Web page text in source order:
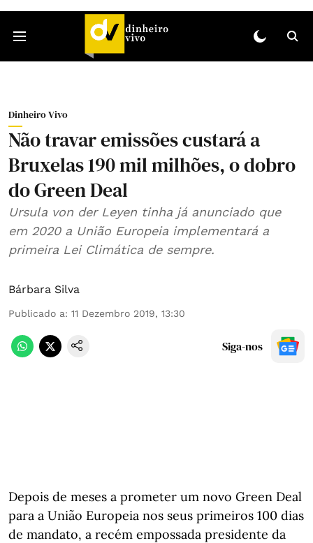
Dinheiro Vivo
Não travar emissões custará a
Bruxelas 190 mil milhões, o dobro
do Green Deal
Ursula von der Leyen tinha já anunciado que
em 2020 a União Europeia implementará a
primeira Lei Climática de sempre.
Bárbara Silva
Publicado a: 11 Dezembro 2019, 13:30
Siga-nos
Depois de meses a prometer um novo Green Deal
para a União Europeia nos seus primeiros 100 dias
de mandato, a recém empossada presidente da